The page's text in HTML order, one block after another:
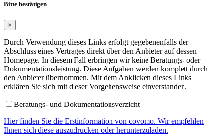
Bitte bestätigen
×
Durch Verwendung dieses Links erfolgt gegebenenfalls der
Abschluss eines Vertrages direkt über den Anbieter auf dessen
Homepage. In diesem Fall erbringen wir keine Beratungs- oder
Dokumentationsleistung. Diese Aufgaben werden komplett durch
den Anbieter übernommen. Mit dem Anklicken dieses Links
erklären Sie sich mit dieser Vorgehensweise einverstanden.
Beratungs- und Dokumentationsverzicht
Hier finden Sie die Erstinformation von covomo. Wir empfehlen
Ihnen sich diese auszudrucken oder herunterzuladen.